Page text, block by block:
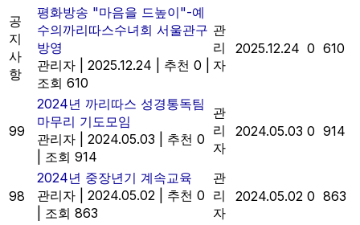
공
지
사
항
평화방송 "마음을 드높이"-예
수의까리따스수녀회 서울관구
방영
관리자
2025.12.24 추천 0
조회 610
관
리
자
2025.12.24 0 610
99
2024년 까리따스 성경통독팀
마무리 기도모임
관리자
2024.05.03
추천 0
조회 914
관
리
자
2024.05.03 0 914
98
2024년 중장년기 계속교육
관리자
2024.05.02
추천 0
조회 863
관
리
자
2024.05.02 0 863